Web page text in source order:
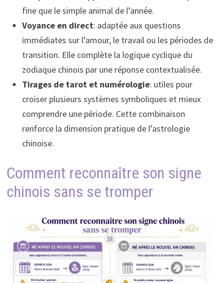
fine que le simple animal de l’année.
Voyance en direct: adaptée aux questions
immédiates sur l’amour, le travail ou les périodes de
transition. Elle complète la logique cyclique du
zodiaque chinois par une réponse contextualisée.
Tirages de tarot et numérologie: utiles pour
croiser plusieurs systèmes symboliques et mieux
comprendre une période. Cette combinaison
renforce la dimension pratique de l’astrologie
chinoise.
Comment reconnaître son signe
chinois sans se tromper